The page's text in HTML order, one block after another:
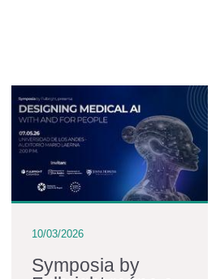
10/03/2026
Symposia by